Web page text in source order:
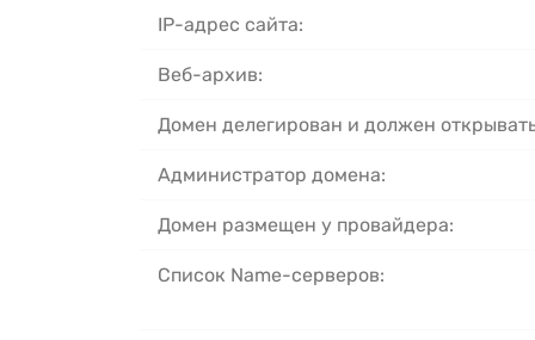
IP-адрес сайта:
Веб-архив:
Домен делегирован и должен
Администратор домена:
Домен размещен у провайдера:
Список Name-серверов: